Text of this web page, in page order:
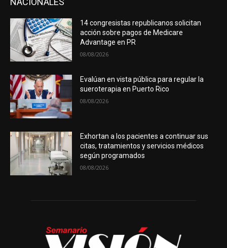
14 congresistas republicanos solicitan
acción sobre pagos de Medicare
Advantage en PR
08/08/2026
Evalúan en vista pública para regular la
sueroterapia en Puerto Rico
08/08/2026
Exhortan a los pacientes a continuar sus
citas, tratamientos y servicios médicos
según programados
08/08/2026